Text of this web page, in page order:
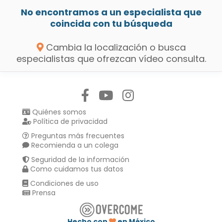
No encontramos a un especialista que
coincida con tu búsqueda
Cambia la localización o busca
especialistas que ofrezcan vídeo consulta.
Quiénes somos
Política de privacidad
Preguntas más frecuentes
Recomienda a un colega
Seguridad de la información
Como cuidamos tus datos
Condiciones de uso
Prensa